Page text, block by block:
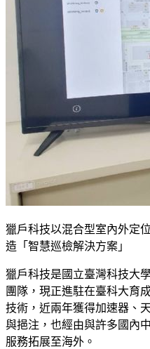
獵戶科技以混合型室內外定
造「智慧巡檢解決方案」
獵戶科技是國立臺灣科技大
團隊，現正進駐在臺科大育
技術，近兩年獲得加速器、
與挹注，也經由與許多國內
服務拓展至海外。